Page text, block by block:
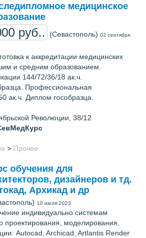
медицинское
руб.. (Севастополь) 02 сентября
к аккредитации медицинских
и средним образованием.
144/72/36/18 ак.ч.
Профессиональная
ак.ч. Диплом гособразца.
Революции, 38/12
> Прочее
обучения для
дизайнеров и тд.
Архикад и др
10 июля 2023
индивидуально системам
проектирования, моделирования,
Autocad, Archicad, Artlantis Render